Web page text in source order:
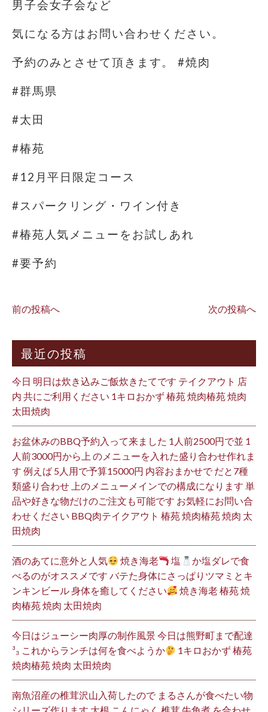
男子会女子会など
気になる方はお問い合わせください。
予約のみとさせて頂きます。 #焼肉
#群馬県
#太田
#椿苑
#12月平日限定コース
#スパークリング・ワイン付き
#椿苑人気メニューをお試しあれ
#要予約
前の投稿へ 次の投稿へ
最近の投稿
今日 明日は炊き込みご飯炊きたてです テイクアウト 店
内 共にご利用ください 1キロおかず 椿苑 焼肉椿苑 焼肉
太田焼肉
お盆休みのBBQ予約入って来ました 1人前2500円で並 1
人前3000円から上 のメニューを入れた盛り合わせ作れま
す 例えば 5人用で予算15000円 内容おまかせで だと7種
類盛り合わせ 上のメニューメインでの構成になります 単
品や好きな物だけのご注文も可能です お気軽にお問い合
わせください BBQ肉テイクアウト 椿苑 焼肉椿苑 焼肉 太
田焼肉
酒のあてに意外と人気 焼き海老 塩
か塩ダレで食
べるのがオススメです バテた身体にさっぱりツマミとキ
ンキンビール 身体を癒してください
焼き海老 椿苑 焼
肉椿苑 焼肉 太田焼肉
今日はジューシー肉厚の制作風景 今日は熊野町まで配達
³₃ これからランチは何を食べようか
1キロおかず 椿苑
焼肉椿苑 焼肉 太田焼肉
南魚沼産の椎茸沢山入荷したので まるさんが食べたい物